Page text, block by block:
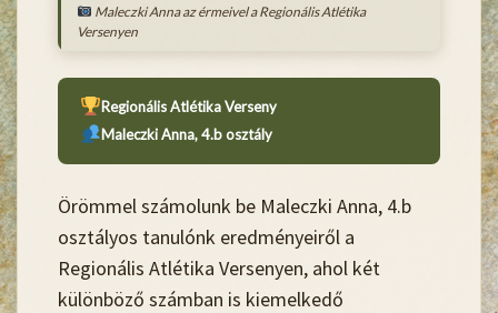
Maleczki Anna az érmeivel a Regionális Atlétika
Versenyen
Regionális Atlétika Verseny
Maleczki Anna, 4.b osztály
Örömmel számolunk be Maleczki Anna, 4.b
osztályos tanulónk eredményeiről a
Regionális Atlétika Versenyen, ahol két
különböző számban is kiemelkedő